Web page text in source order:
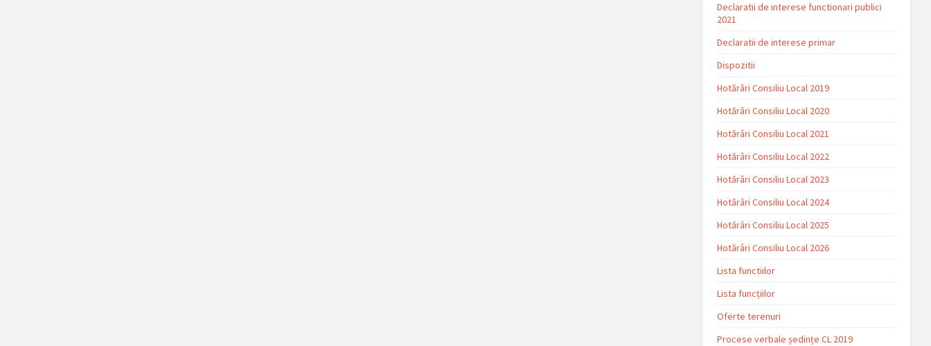
Declaratii de interese functionari publici
2021
Declaratii de interese primar
Dispozitii
Hotărâri Consiliu Local 2019
Hotărâri Consiliu Local 2020
Hotărâri Consiliu Local 2021
Hotărâri Consiliu Local 2022
Hotărâri Consiliu Local 2023
Hotărâri Consiliu Local 2024
Hotărâri Consiliu Local 2025
Hotărâri Consiliu Local 2026
Lista functiilor
Lista funcțiilor
Oferte terenuri
Procese verbale ședințe CL 2019